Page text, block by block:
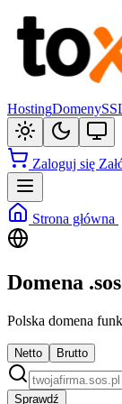
HostingDomeny
Zaloguj się
Strona główna
Domena
Polska domena
Netto Brutto
Sprawdź